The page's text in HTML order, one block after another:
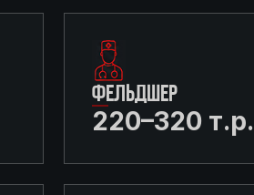
ФЕЛЬДШЕР
220–320 т.р.